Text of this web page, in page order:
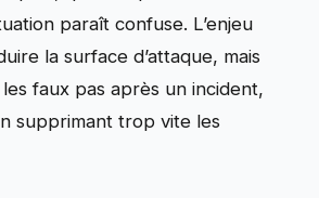
paraît confuse. L’enjeu
la surface d’attaque, mais
faux pas après un incident,
supprimant trop vite les